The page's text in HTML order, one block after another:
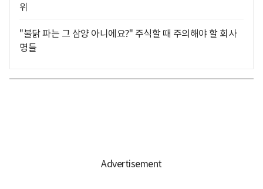
위
"불닭 파는 그 삼양 아니에요?" 주식할 때 주의해야 할 회사
명들